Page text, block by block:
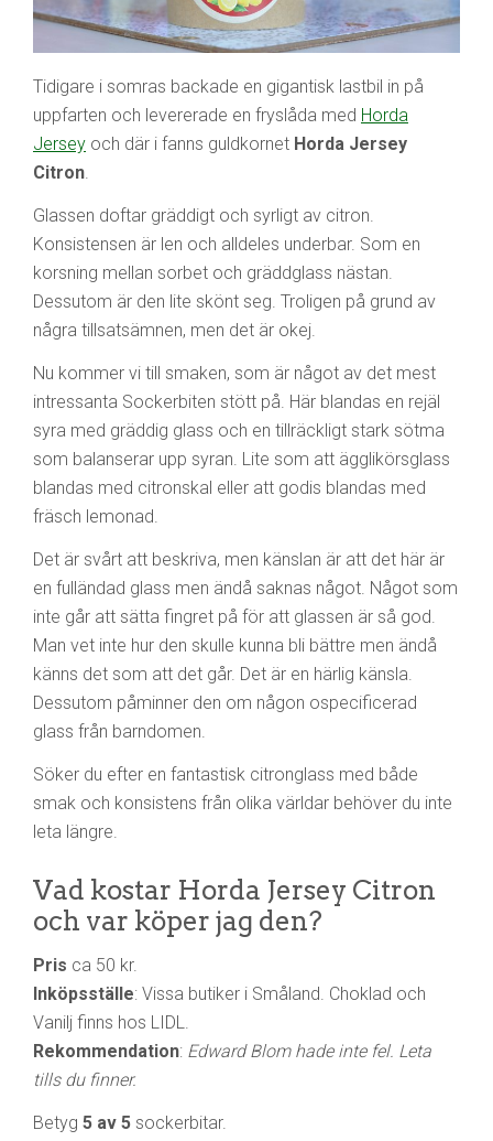
Tidigare i somras backade en gigantisk lastbil in på
uppfarten och levererade en fryslåda med Horda
Jersey och där i fanns guldkornet Horda Jersey
Citron
Glassen doftar gräddigt och syrligt av citron.
Konsistensen är len och alldeles underbar. Som en
korsning mellan sorbet och gräddglass nästan.
Dessutom är den lite skönt seg. Troligen på grund av
några tillsatsämnen, men det är okej.
Nu kommer vi till smaken, som är något av det mest
intressanta Sockerbiten stött på. Här blandas en rejäl
syra med gräddig glass och en tillräckligt stark sötma
som balanserar upp syran. Lite som att ägglikörsglass
blandas med citronskal eller att godis blandas med
fräsch lemonad.
Det är svårt att beskriva, men känslan är att det här är
en fulländad glass men ändå saknas något. Något som
inte går att sätta fingret på för att glassen är så god.
Man vet inte hur den skulle kunna bli bättre men ändå
känns det som att det går. Det är en härlig känsla.
Dessutom påminner den om någon ospecificerad
glass från barndomen.
Söker du efter en fantastisk citronglass med både
smak och konsistens från olika världar behöver du inte
leta längre.
Vad kostar Horda Jersey Citron
och var köper jag den?
Pris ca 50 kr.
Inköpsställe: Vissa butiker i Småland. Choklad och
Vanilj finns hos LIDL.
Rekommendation: Edward Blom hade inte fel. Leta
tills du finner.
Betyg 5 av 5 sockerbitar.